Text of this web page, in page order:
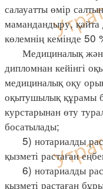
салауатты өмір
мамандандыру,
көлемнің кемінде 50
Медициналық және
дипломнан кейінгі
медициналық оқу
оқытушылық құрамы
курстарынан өту
босатылады;
5) нотариалды
қызметі растаған
6) нотариалды
қызметі растаған